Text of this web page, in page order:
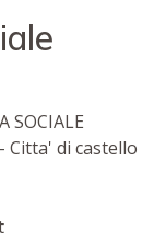
SOCIALE
Citta' di castello